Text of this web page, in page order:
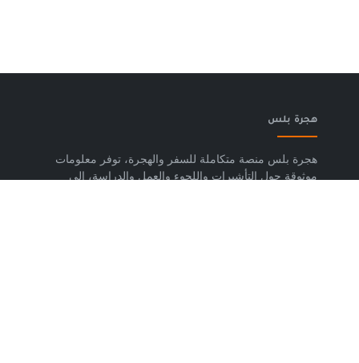
هجرة بلس
هجرة بلس منصة متكاملة للسفر والهجرة، توفر معلومات
موثوقة حول التأشيرات واللجوء والعمل والدراسة، إلى